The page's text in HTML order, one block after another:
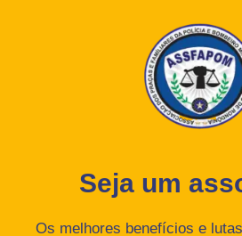
Seja um
Os melhores benefícios e